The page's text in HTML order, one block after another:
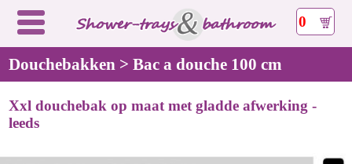
0
Douchebakken > Bac a douche 100 cm
Xxl douchebak op maat met gladde afwerking -
leeds